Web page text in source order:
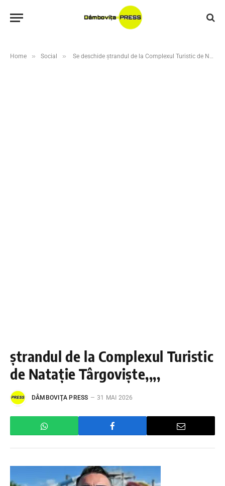
Home » Social » Se deschide ștrandul de la Complexul Turistic de Natație Târgoviște! Vara începe oficial pe 1 iunie
ștrandul de la Complexul Turistic
de Natație Târgoviște,,,,
DÂMBOVIŢA PRESS 31 MAI 2026